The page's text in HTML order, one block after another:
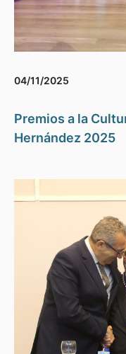
04/11/2025
Premios a la
Hernández 2025